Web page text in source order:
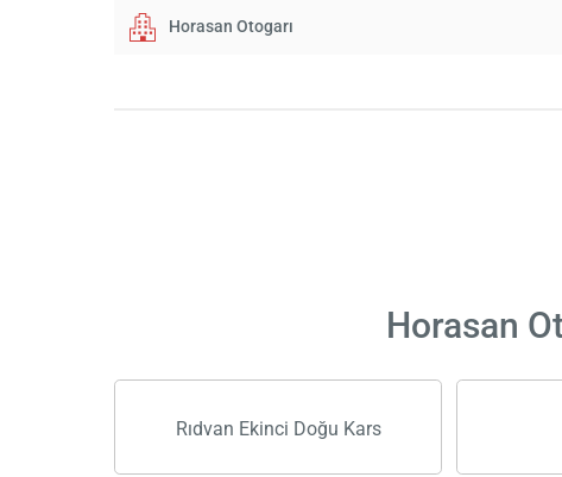
Horasan Otogarı
Horasan
Rıdvan Ekinci Doğu Kars